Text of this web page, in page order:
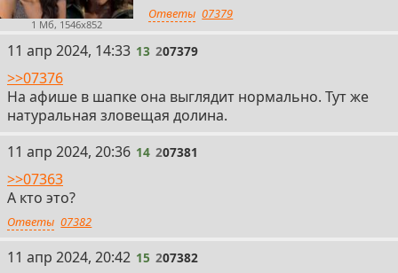
1 Мб, 1546x852
Ответы 07379
13
11 апр 2024, 14:33 13 207379
>>07376
На афише в шапке она выглядит нормально. Тут же
натуральная зловещая долина.
14
11 апр 2024, 20:36 14 207381
>>07363
А кто это?
Ответы 07382
15
11 апр 2024, 20:42 15 207382